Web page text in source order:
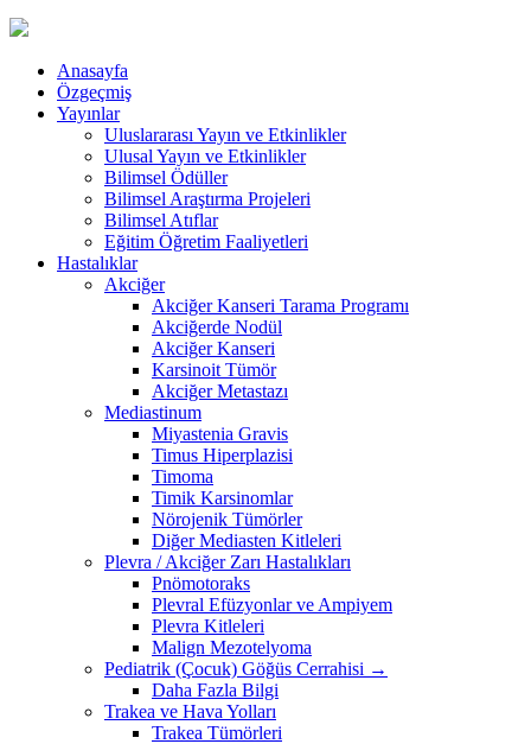
Anasayfa
Özgeçmiş
Yayınlar
Uluslararası Yayın ve Etkinlikler
Ulusal Yayın ve Etkinlikler
Bilimsel Ödüller
Bilimsel Araştırma Projeleri
Bilimsel Atıflar
Eğitim Öğretim Faaliyetleri
Hastalıklar
Akciğer
Akciğer Kanseri Tarama Programı
Akciğerde Nodül
Akciğer Kanseri
Karsinoit Tümör
Akciğer Metastazı
Mediastinum
Miyastenia Gravis
Timus Hiperplazisi
Timoma
Timik Karsinomlar
Nörojenik Tümörler
Diğer Mediasten Kitleleri
Plevra / Akciğer Zarı Hastalıkları
Pnömotoraks
Plevral Efüzyonlar ve Ampiyem
Plevra Kitleleri
Malign Mezotelyoma
Pediatrik (Çocuk) Göğüs Cerrahisi →
Daha Fazla Bilgi
Trakea ve Hava Yolları
Trakea Tümörleri